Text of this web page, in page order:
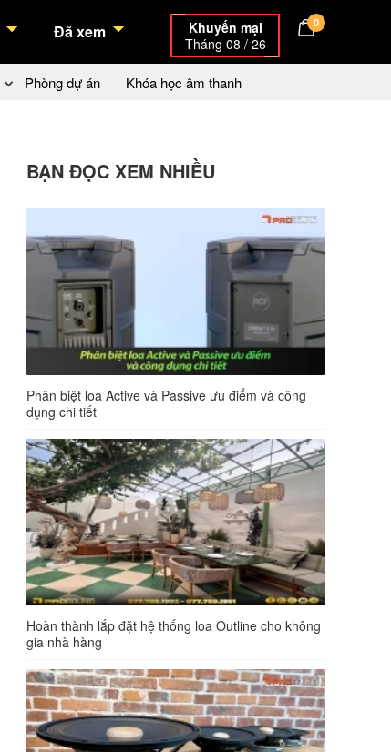
Đã xem
Khuyến mại
Tháng 08 / 26
0
Phòng dự án Khóa học âm thanh
BẠN ĐỌC XEM NHIỀU
Phân biệt loa Active và Passive ưu điểm và công
dụng chi tiết
Hoàn thành lắp đặt hệ thống loa Outline cho không
gia nhà hàng